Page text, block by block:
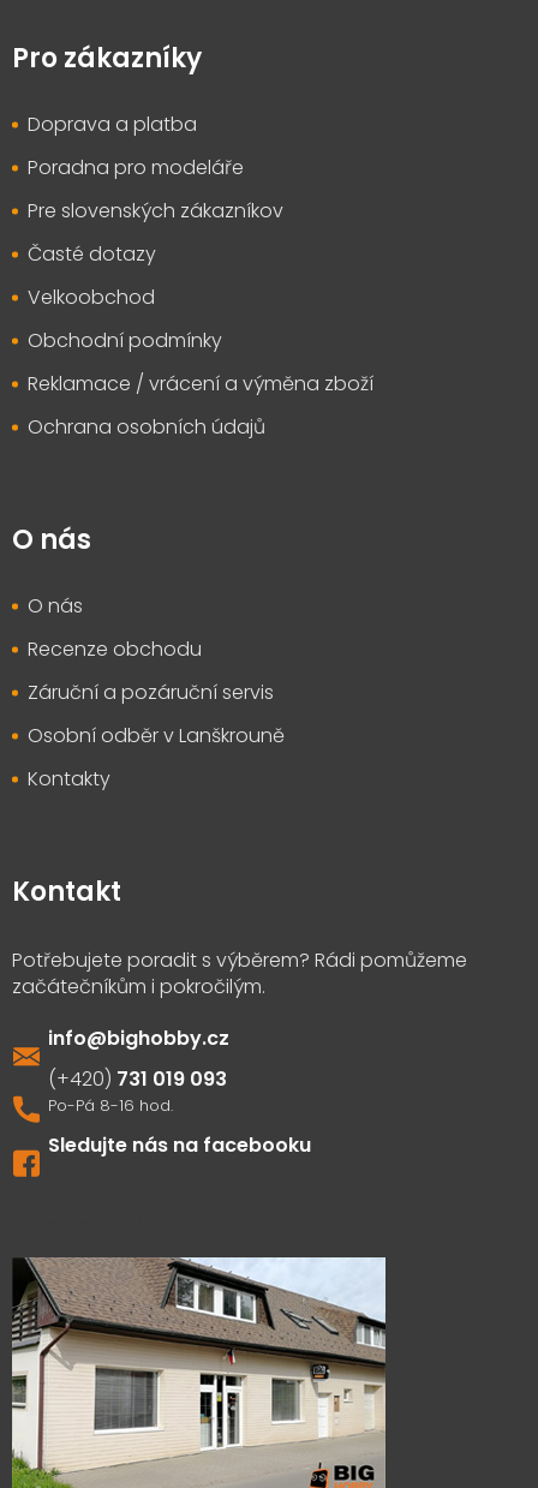
pPro zákazníky
Doprava a platba
Poradna pro modeláře
Pre slovenských zákazníkov
Časté dotazy
Velkoobchod
Obchodní podmínky
Reklamace / vrácení a výměna zboží
Ochrana osobních údajů
O nás
O nás
Recenze obchodu
Záruční a pozáruční servis
Osobní odběr v Lanškrouně
Kontakty
Kontakt
info@bighobby.cz
731 019 093
Sledujte nás na facebooku